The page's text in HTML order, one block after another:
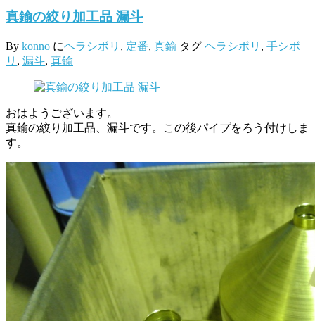
真鍮の絞り加工品 漏斗
By konno にヘラシボリ , 定番, 真鍮 タグ ヘラシボリ , 手シボ
リ , 漏斗, 真鍮
おはようございます。
真鍮の絞り加工品、漏斗です。この後パイプをろう付けしま
す。